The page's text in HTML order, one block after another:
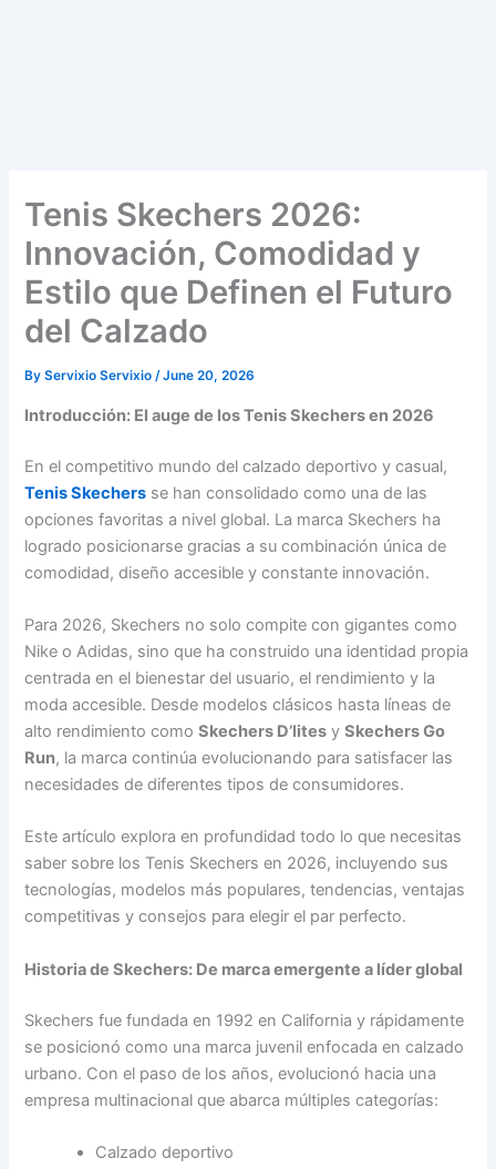
Tenis Skechers 2026:
Innovación, Comodidad y
Estilo que Definen el Futuro
del Calzado
ByServixio Servixio/June 20, 2026
Introducción: El auge de los Tenis Skechers en 2026
En el competitivo mundo del calzado deportivo y casual,
Tenis Skechers se han consolidado como una de las
opciones favoritas a nivel global. La marca Skechers ha
logrado posicionarse gracias a su combinación única de
comodidad, diseño accesible y constante innovación.
Para 2026, Skechers no solo compite con gigantes como
Nike o Adidas, sino que ha construido una identidad propia
centrada en el bienestar del usuario, el rendimiento y la
moda accesible. Desde modelos clásicos hasta líneas de
alto rendimiento comoSkechers D’lites ySkechers Go
Run, la marca continúa evolucionando para satisfacer las
necesidades de diferentes tipos de consumidores.
Este artículo explora en profundidad todo lo que necesitas
saber sobre los Tenis Skechers en 2026, incluyendo sus
tecnologías, modelos más populares, tendencias, ventajas
competitivas y consejos para elegir el par perfecto.
Historia de Skechers: De marca emergente a líder global
Skechers fue fundada en 1992 en California y rápidamente
se posicionó como una marca juvenil enfocada en calzado
urbano. Con el paso de los años, evolucionó hacia una
empresa multinacional que abarca múltiples categorías:
Calzado deportivo